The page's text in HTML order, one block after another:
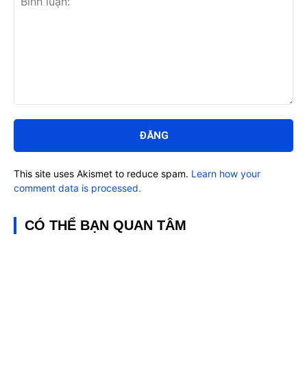
luận:
This site uses Akismet to reduce spam. Learn how your
comment data is processed.
CÓ THỂ BẠN QUAN TÂM